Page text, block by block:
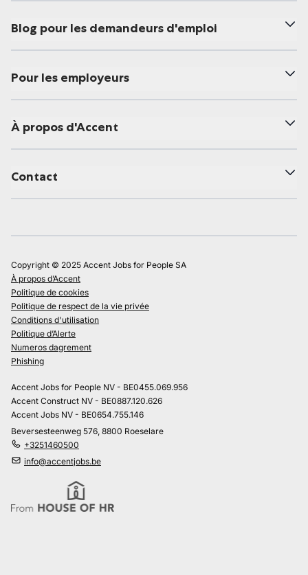
Blog pour les demandeurs d'emploi
Pour les employeurs
À propos d'Accent
Contact
Copyright © 2025 Accent Jobs for People SA
À propos d’Accent
Politique de cookies
Politique de respect de la vie privée
Conditions d'utilisation
Politique d’Alerte
Numeros dagrement
Phishing
Accent Jobs for People NV - BE0455.069.956
Accent Construct NV - BE0887.120.626
Accent Jobs NV - BE0654.755.146
Beversesteenweg 576, 8800 Roeselare
+3251460500
info@accentjobs.be